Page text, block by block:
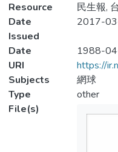
Resource
民生報,
Date
Issued
2017-
Date
1988-
URI
https://
Subjects
網球
Type
other
File(s)